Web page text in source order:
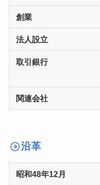
創業
法人設立
取引銀行
関連会社
沿革
昭和48年12月